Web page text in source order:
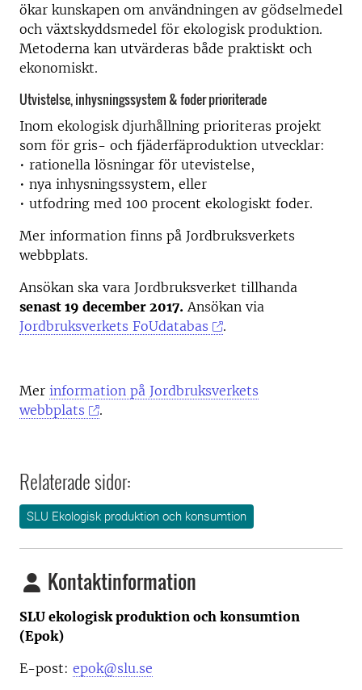
ökar kunskapen om användningen av gödselmedel
och växtskyddsmedel för ekologisk produktion.
Metoderna kan utvärderas både praktiskt och
ekonomiskt.
Utvistelse, inhysningssystem & foder prioriterade
Inom ekologisk djurhållning prioriteras projekt
som för gris- och fjäderfäproduktion utvecklar:
• rationella lösningar för utevistelse,
• nya inhysningssystem, eller
• utfodring med 100 procent ekologiskt foder.
Mer information finns på Jordbruksverkets
webbplats.
Ansökan ska vara Jordbruksverket tillhanda
senast 19 december 2017. Ansökan via
Jordbruksverkets FoUdatabas
.
Mer information på Jordbruksverkets
webbplats
.
Relaterade sidor:
SLU Ekologisk produktion och konsumtion
Kontaktinformation
SLU ekologisk produktion och konsumtion
(Epok)
E-post: epok@slu.se